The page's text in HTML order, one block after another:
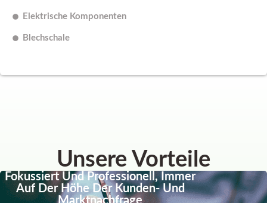
Elektrische Komponenten
Blechschale
Unsere Vorteile
Fokussiert Und Professionell, Immer
Auf Der Höhe Der Kunden- Und
Marktnachfrage